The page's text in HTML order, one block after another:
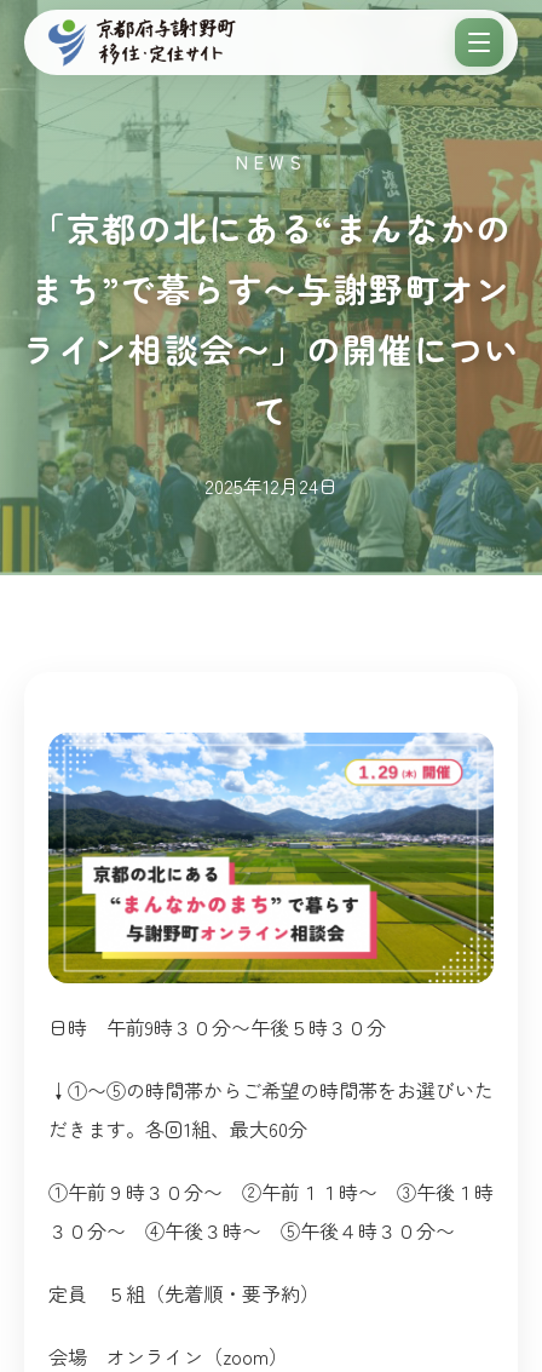
NEWS
「京都の北にある“まんなかの
まち”で暮らす〜与謝野町オン
ライン相談会〜」の開催につい
て
2025年12月24日
日時 午前9時３０分〜午後５時３０分
↓①〜⑤の時間帯からご希望の時間帯をお選びいた
だきます。各回1組、最大60分
①午前９時３０分〜 ②午前１１時〜 ③午後１時
３０分〜 ④午後３時〜 ⑤午後４時３０分〜
定員 ５組（先着順・要予約）
会場 オンライン（zoom）